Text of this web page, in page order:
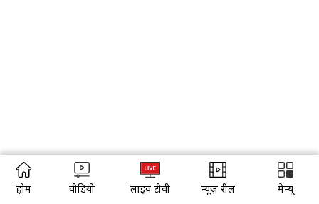
होम वीडियो लाइव टीवी न्यूज़ रील मेन्यू